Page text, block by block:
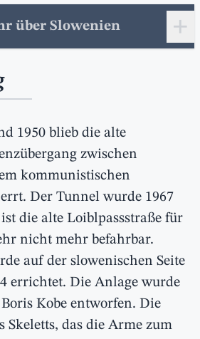
über Slowenien +
1950 blieb die alte
zwischen
kommunistischen
Der Tunnel wurde 1967
die alte Loiblpassstraße für
nicht mehr befahrbar.
auf der slowenischen Seite
errichtet. Die Anlage wurde
Kobe entworfen. Die
Skeletts, das die Arme zum